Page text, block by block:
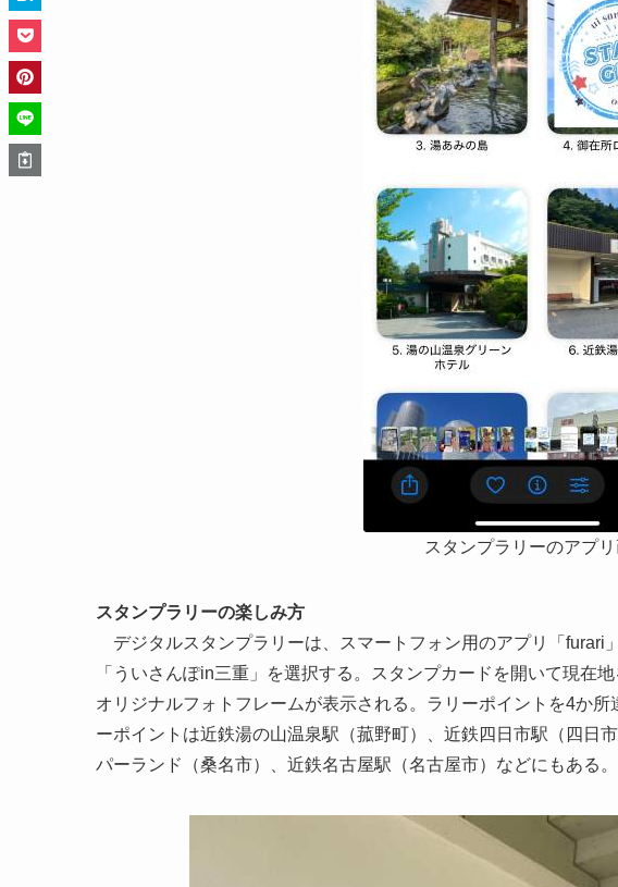
スタンプラリーのアプ
スタンプラリーの楽しみ方
デジタルスタンプラリーは、スマートフォン用のアプリ「furari
「ういさんぽin三重」を選択する。スタンプカードを開いて現在
オリジナルフォトフレームが表示される。ラリーポイントを4か
ーポイントは近鉄湯の山温泉駅（菰野町）、近鉄四日市駅（四日
パーランド（桑名市）、近鉄名古屋駅（名古屋市）などにもある。